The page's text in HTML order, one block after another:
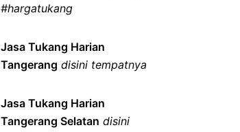
#hargatukang
Jasa Tukang Harian
Tangerang disini tempatnya
Jasa Tukang Harian
Tangerang Selatan disini